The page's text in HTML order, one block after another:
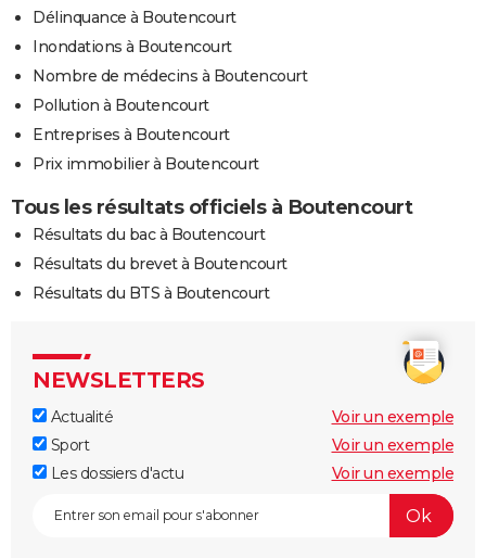
Délinquance à Boutencourt
Inondations à Boutencourt
Nombre de médecins à Boutencourt
Pollution à Boutencourt
Entreprises à Boutencourt
Prix immobilier à Boutencourt
Tous les résultats officiels à Boutencourt
Résultats du bac à Boutencourt
Résultats du brevet à Boutencourt
Résultats du BTS à Boutencourt
NEWSLETTERS
Actualité
Voir un exemple
Sport
Voir un exemple
Les dossiers d'actu
Voir un exemple